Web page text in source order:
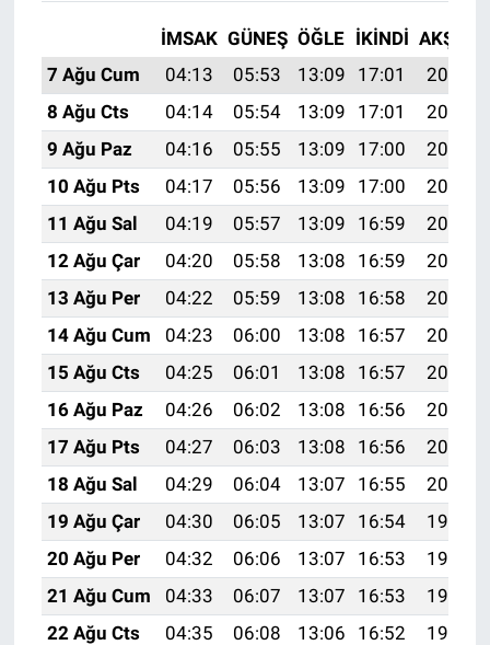
İMSAK GÜNEŞ ÖĞLE İKINDI AKŞAM
7 Ağu Cum
04:13 05:53 13:09 17:01
20:15
8 Ağu Cts
04:14 05:54 13:09 17:01
20:14
9 Ağu Paz
04:16 05:55 13:09 17:00
20:13
10 Ağu Pts
04:17 05:56 13:09 17:00
20:11
11 Ağu Sal
04:19 05:57 13:09 16:59
20:10
12 Ağu Çar
04:20 05:58 13:08 16:59
20:09
13 Ağu Per
04:22 05:59 13:08 16:58
20:07
14 Ağu Cum
04:23 06:00 13:08 16:57
20:06
15 Ağu Cts
04:25 06:01 13:08 16:57
20:05
16 Ağu Paz
04:26 06:02 13:08 16:56
20:03
17 Ağu Pts
04:27 06:03 13:08 16:56
20:02
18 Ağu Sal
04:29 06:04 13:07 16:55
20:00
19 Ağu Çar
04:30 06:05 13:07 16:54
19:59
20 Ağu Per
04:32 06:06 13:07 16:53
19:58
21 Ağu Cum
04:33 06:07 13:07 16:53
19:56
22 Ağu Cts
04:35 06:08 13:06 16:52
19:55